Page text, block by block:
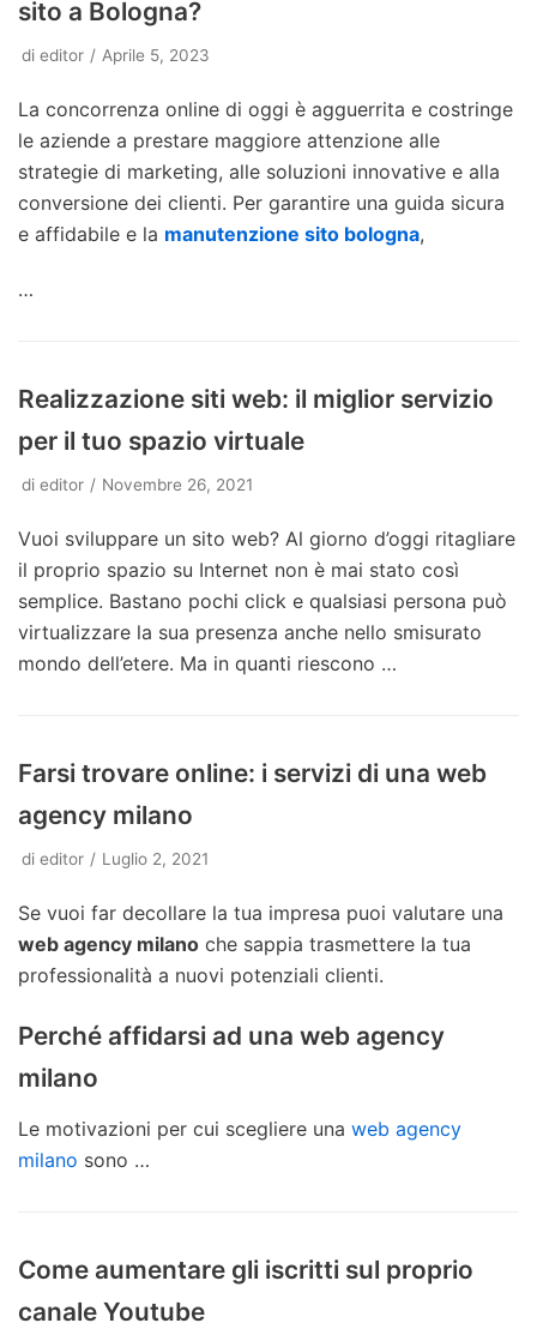
sito a Bologna?
di editor Aprile 5, 2023
La concorrenza online di oggi è agguerrita e costringe
le aziende a prestare maggiore attenzione alle
strategie di marketing, alle soluzioni innovative e alla
conversione dei clienti. Per garantire una guida sicura
e affidabile e la manutenzione sito bologna,
…
Realizzazione siti web: il miglior servizio
per il tuo spazio virtuale
di editor Novembre 26, 2021
Vuoi sviluppare un sito web? Al giorno d’oggi ritagliare
il proprio spazio su Internet non è mai stato così
semplice. Bastano pochi click e qualsiasi persona può
virtualizzare la sua presenza anche nello smisurato
mondo dell’etere. Ma in quanti riescono …
Farsi trovare online: i servizi di una web
agency milano
di editor Luglio 2, 2021
Se vuoi far decollare la tua impresa puoi valutare una
web agency milano che sappia trasmettere la tua
professionalità a nuovi potenziali clienti.
Perché affidarsi ad una web agency
milano
Le motivazioni per cui scegliere una web agency
milano sono …
Come aumentare gli iscritti sul proprio
canale Youtube